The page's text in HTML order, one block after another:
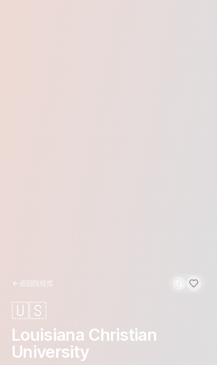
返回院校库
🇺🇸
Louisiana Christian
University